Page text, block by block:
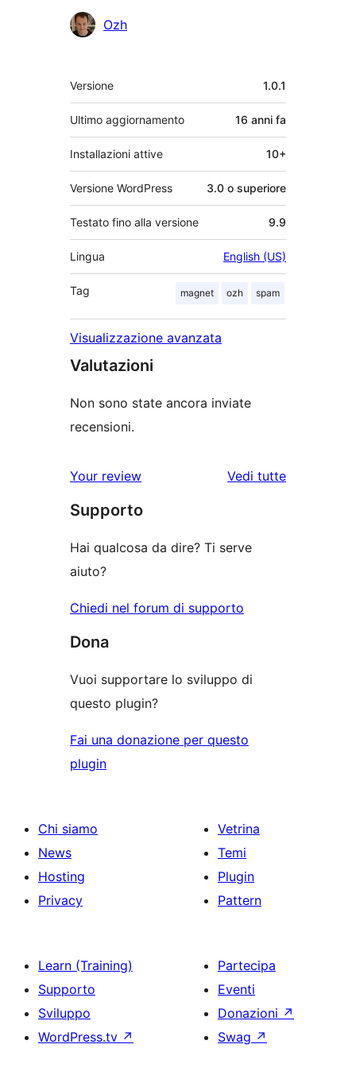
Collaboratori
Ozh
Meta
Versione 1.0.1
Ultimo aggiornamento 16 anni fa
Installazioni attive 10+
Versione WordPress 3.0 o superiore
Testato fino alla versione 9.9
Lingua English (US)
Tag magnet ozh spam
Visualizzazione avanzata
Valutazioni
Non sono state ancora inviate
recensioni.
Your review Vedi tuttele
Supporto
Hai qualcosa da dire? Ti serve
aiuto?
Chiedi nel forum di supporto
Dona
Vuoi supportare lo sviluppo di
questo plugin?
Fai una donazione per questo
plugin
Chi siamo
News
Hosting
Privacy
Vetrina
Temi
Plugin
Pattern
Learn (Training)
Supporto
Sviluppo
WordPress.tv ↗
Partecipa
Eventi
Donazioni ↗
Swag ↗